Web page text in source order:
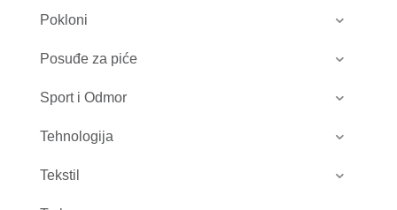
Pokloni
Posuđe za piće
Sport i Odmor
Tehnologija
Tekstil